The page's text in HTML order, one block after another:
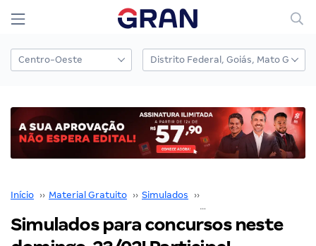
Início ›› Material Gratuito ›› Simulados ››
Simulados para concursos neste